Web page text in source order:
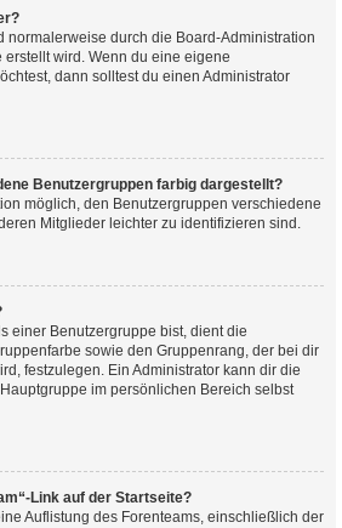
normalerweise durch die Board-Administration
wird. Wenn du eine eigene
dann solltest du einen Administrator
Benutzergruppen farbig dargestellt?
möglich, den Benutzergruppen verschiedene
Mitglieder leichter zu identifizieren sind.
einer Benutzergruppe bist, dient die
sowie den Gruppenrang, der bei dir
festzulegen. Ein Administrator kann dir die
im persönlichen Bereich selbst
Link auf der Startseite?
Auflistung des Forenteams, einschließlich der